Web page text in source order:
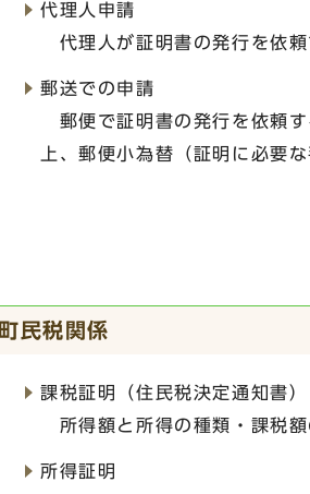
代理人申請
代理人が証明書の発行を依頼
郵送での申請
郵便で証明書の発行を依頼す
上、郵便小為替（証明に必要
町民税関係
課税証明（住民税決定通知書）
所得額と所得の種類・課税額
所得証明